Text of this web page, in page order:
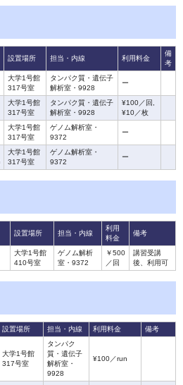
設置場所 担当・内線 利用料金
備
考
大学1号館
317号室
タンパク質・遺伝子
解析室・9928
ー
大学1号館
317号室
タンパク質・遺伝子
解析室・9928
¥100／回,
¥10／枚
大学1号館
317号室
ゲノム解析室・
9372
ー
大学1号館
317号室
ゲノム解析室・
9372
ー
設置場所 担当・内線
利用
料金
備考
大学1号館
410号室
ゲノム解析
室・9372
￥500
／回
講習受講
後、利用可
設置場所 担当・内線 利用料金 備考
大学1号館
317号室
タンパク
質・遺伝子
解析室・
9928
¥100／run